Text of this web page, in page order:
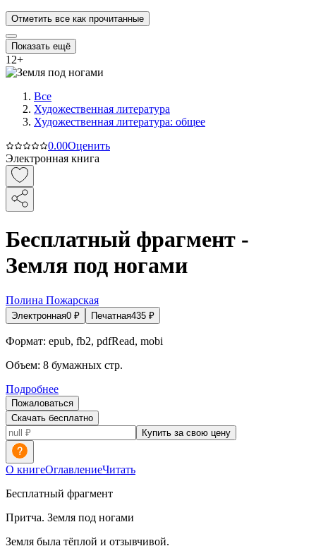
Отметить все как прочитанные
Показать ещё
12+
Все
Художественная литература
Художественная литература: общее
0.00Оценить
Электронная книга
Бесплатный фрагмент -
Земля под ногами
Полина Пожарская
Электронная0 ₽ Печатная435 ₽
Формат: epub, fb2, pdfRead, mobi
Объем: 8 бумажных стр.
Подробнее
Пожаловаться
Скачать бесплатно
Купить за свою цену
О книгеОглавлениеЧитать
Бесплатный фрагмент
Притча. Земля под ногами
Земля была тёплой и отзывчивой.